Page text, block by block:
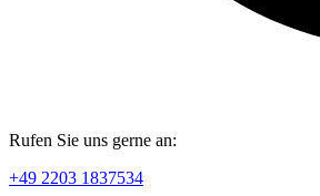
Rufen Sie uns gerne an:
+49 2203 1837534